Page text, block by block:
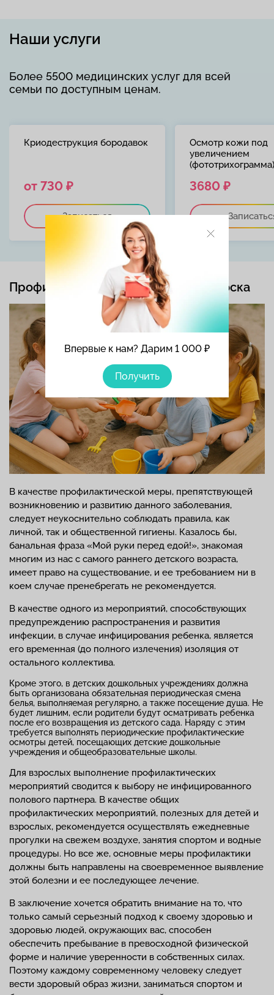
Впервые к нам? Дарим 1 000 ₽
Получить
Наши услуги
Более 5500 медицинских услуг для всей
семьи по доступным ценам.
Криодеструкция бородавок
от 730 ₽
Записаться
Осмотр кожи под
увеличением
(фототрихограмма)
3680 ₽
Профилактика контагиозного моллюска
В качестве профилактической меры, препятствующей
возникновению и развитию данного заболевания,
следует неукоснительно соблюдать правила, как
личной, так и общественной гигиены. Казалось бы,
банальная фраза «Мой руки перед едой!», знакомая
многим из нас с самого раннего детского возраста,
имеет право на существование, и ее требованием ни в
коем случае пренебрегать не рекомендуется.
В качестве одного из мероприятий, способствующих
предупреждению распространения и развития
инфекции, в случае инфицирования ребенка, является
его временная (до полного излечения) изоляция от
остального коллектива.
Кроме этого, в детских дошкольных учреждениях должна
быть организована обязательная периодическая смена
белья, выполняемая регулярно, а также посещение душа. Не
будет лишним, если родители будут осматривать ребенка
после его возвращения из детского сада. Наряду с этим
требуется выполнять периодические профилактические
осмотры детей, посещающих детские дошкольные
учреждения и общеобразовательные школы.
Для взрослых выполнение профилактических
мероприятий сводится к выбору не инфицированного
полового партнера. В качестве общих
профилактических мероприятий, полезных для детей и
взрослых, рекомендуется осуществлять ежедневные
прогулки на свежем воздухе, занятия спортом и водные
процедуры. Но все же, основные меры профилактики
должны быть направлены на своевременное выявление
этой болезни и ее последующее лечение.
В заключение хочется обратить внимание на то, что
только самый серьезный подход к своему здоровью и
здоровью людей, окружающих вас, способен
обеспечить пребывание в превосходной физической
форме и наличие уверенности в собственных силах.
Поэтому каждому современному человеку следует
вести здоровый образ жизни, заниматься спортом и